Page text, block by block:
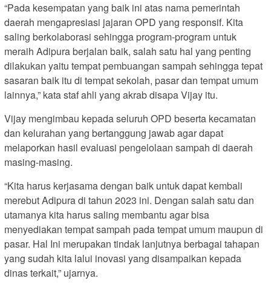
“Pada kesempatan yang baik ini atas nama pemerintah
daerah mengapresiasi jajaran OPD yang responsif. Kita
saling berkolaborasi sehingga program-program untuk
meraih Adipura berjalan baik, salah satu hal yang penting
dilakukan yaitu tempat pembuangan sampah sehingga tepat
sasaran baik itu di tempat sekolah, pasar dan tempat umum
lainnya,” kata staf ahli yang akrab disapa Vijay itu.
Vijay mengimbau kepada seluruh OPD beserta kecamatan
dan kelurahan yang bertanggung jawab agar dapat
melaporkan hasil evaluasi pengelolaan sampah di daerah
masing-masing.
“Kita harus kerjasama dengan baik untuk dapat kembali
merebut Adipura di tahun 2023 ini. Dengan salah satu dan
utamanya kita harus saling membantu agar bisa
menyediakan tempat sampah pada tempat umum maupun di
pasar. Hal Ini merupakan tindak lanjutnya berbagai tahapan
yang sudah kita lalui inovasi yang disampaikan kepada
dinas terkait,” ujarnya.